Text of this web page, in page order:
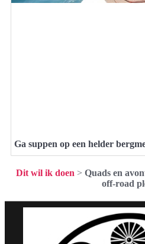
Ga suppen op een helder
Dit wil ik doen > Quads en
off-road